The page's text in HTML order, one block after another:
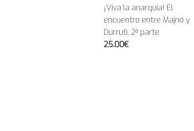
¡Viva la anarquía! El
encuentro entre Majnó y
Durruti, 2ª parte
25.00€